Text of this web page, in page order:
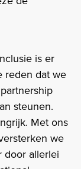
is er
reden dat we
steunen.
Met ons
we
door allerlei